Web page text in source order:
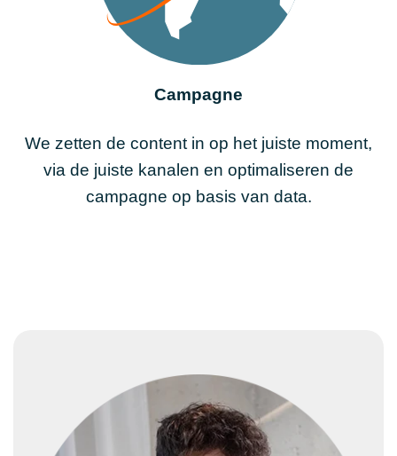
Campagne
We zetten de content in op het juiste moment,
via de juiste kanalen en optimaliseren de
campagne op basis van data.